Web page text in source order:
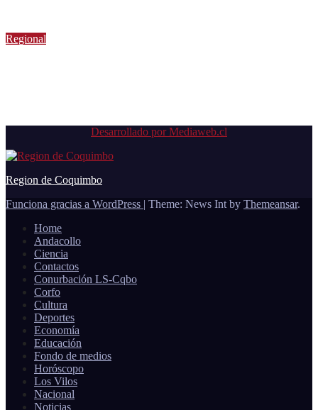
Regional
Desarrollado por Mediaweb.cl
Region de Coquimbo
Funciona gracias a WordPress | Theme: News Int by Themeansar.
Home
Andacollo
Ciencia
Contactos
Conurbación LS-Cqbo
Corfo
Cultura
Deportes
Economía
Educación
Fondo de medios
Horóscopo
Los Vilos
Nacional
Noticias